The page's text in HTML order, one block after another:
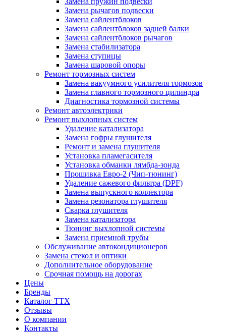
Замена рычагов подвески
Замена сайлентблоков
Замена сайлентблоков задней балки
Замена сайлентблоков рычагов
Замена стабилизатора
Замена ступицы
Замена шаровой опоры
Ремонт тормозных систем
Замена вакуумного усилителя тормозов
Замена главного тормозного цилиндра
Диагностика тормозной системы
Ремонт автоэлектрики
Ремонт выхлопных систем
Удаление катализатора
Замена гофры глушителя
Ремонт и замена глушителя
Установка пламегасителя
Установка обманки лямбда-зонда
Прошивка Евро-2 (Чип-тюнинг)
Удаление сажевого фильтра (DPF)
Замена выпускного коллектора
Замена резонатора глушителя
Сварка глушителя
Замена катализатора
Тюнинг выхлопной системы
Замена приемной трубы
Обслуживание автокондиционеров
Замена стекол и оптики
Дополнительное оборудование
Срочная помощь на дорогах
Цены
Бренды
Каталог ТТХ
Отзывы
О компании
Контакты